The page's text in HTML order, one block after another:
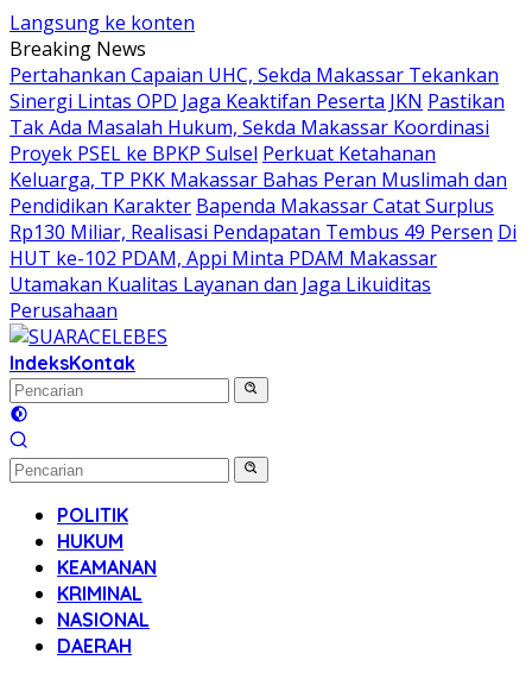
Langsung ke konten
Breaking News
Pertahankan Capaian UHC, Sekda Makassar Tekankan
Sinergi Lintas OPD Jaga Keaktifan Peserta JKN Pastikan
Tak Ada Masalah Hukum, Sekda Makassar Koordinasi
Proyek PSEL ke BPKP Sulsel Perkuat Ketahanan
Keluarga, TP PKK Makassar Bahas Peran Muslimah dan
Pendidikan Karakter Bapenda Makassar Catat Surplus
Rp130 Miliar, Realisasi Pendapatan Tembus 49 Persen Di
HUT ke-102 PDAM, Appi Minta PDAM Makassar
Utamakan Kualitas Layanan dan Jaga Likuiditas
Perusahaan
IndeksKontak
POLITIK
HUKUM
KEAMANAN
KRIMINAL
NASIONAL
DAERAH